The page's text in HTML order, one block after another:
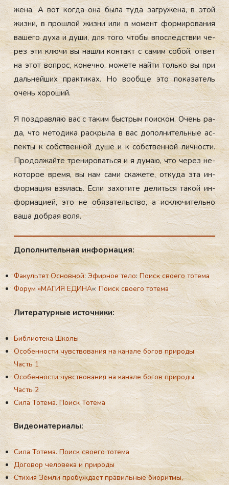
жена. А вот ког­да она бы­ла ту­да заг­ру­жена, в этой
жиз­ни, в прош­лой жиз­ни или в мо­мент фор­ми­рова­ния
ва­шего ду­ха и ду­ши, для то­го, что­бы впос­ледс­твии че­
рез эти клю­чи вы наш­ли кон­такт с са­мим со­бой, от­вет
на этот воп­рос, ко­неч­но, мо­жете най­ти толь­ко вы при
даль­ней­ших прак­ти­ках. Но во­об­ще это по­каза­тель
очень хо­роший.
Я поз­драв­ляю вас с та­ким быс­трым по­ис­ком. Очень ра­
да, что ме­тоди­ка рас­кры­ла в вас до­пол­ни­тель­ные ас­
пекты к собс­твен­ной ду­ше и к собс­твен­ной лич­ности.
Про­дол­жай­те тре­ниро­вать­ся и я ду­маю, что че­рез не­
кото­рое вре­мя, вы нам са­ми ска­жете, от­ку­да эта ин­
форма­ция взя­лась. Ес­ли за­хоти­те де­лить­ся та­кой ин­
форма­ци­ей, это не обя­затель­ство, а ис­клю­читель­но
ва­ша доб­рая во­ля.
До­пол­ни­тель­ная ин­фор­ма­ция:
Факультет Основной:Эфирное тело:Поиск своего тотема
Форум «МАГИЯ ЕДИНА»:Поиск своего тотема
Ли­те­ра­тур­ные ис­точ­ни­ки:
Библиотека Школы
Особенности чувствования на канале богов природы.
Часть 1
Особенности чувствования на канале богов природы.
Часть 2
Сила Тотема. Поиск Тотема
Ви­де­ома­те­ри­алы:
Сила Тотема. Поиск своего тотема
Договор человека и природы
Стихия Земли пробуждает правильные биоритмы,